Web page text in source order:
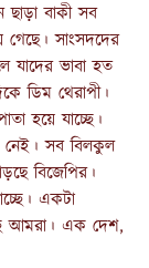
বাকী সব
গেছে। সাংসদদের
যাদের ভাবা হত
ডিম থেরাপী।
হয়ে যাচ্ছে।
সব বিলকুল
বিজেপির।
একটা
আমরা। এক দেশ,